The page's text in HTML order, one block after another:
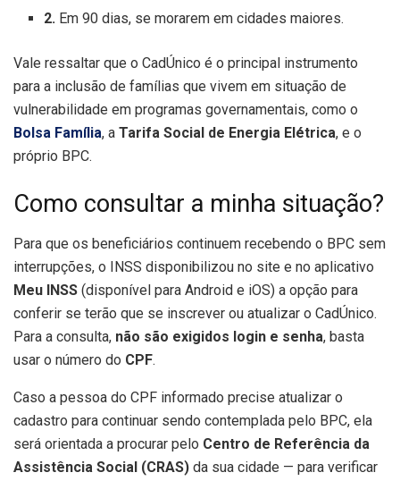
2. Em 90 dias, se morarem em cidades maiores.
Vale ressaltar que o CadÚnico é o principal instrumento
para a inclusão de famílias que vivem em situação de
vulnerabilidade em programas governamentais, como o
Bolsa Família, a Tarifa Social de Energia Elétrica, e o
próprio BPC.
Como consultar a minha situação?
Para que os beneficiários continuem recebendo o BPC sem
interrupções, o INSS disponibilizou no site e no aplicativo
Meu INSS (disponível para Android e iOS) a opção para
conferir se terão que se inscrever ou atualizar o CadÚnico.
Para a consulta, não são exigidos login e senha, basta
usar o número do CPF.
Caso a pessoa do CPF informado precise atualizar o
cadastro para continuar sendo contemplada pelo BPC, ela
será orientada a procurar pelo Centro de Referência da
Assistência Social (CRAS) da sua cidade — para verificar